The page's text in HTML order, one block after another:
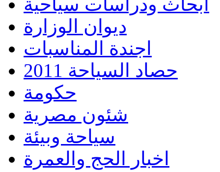
ديوان الوزارة
اجندة المناسبات
حصاد السياحة 2011
حكومة
شئون مصرية
سياحة وبيئة
اخبار الحج والعمرة